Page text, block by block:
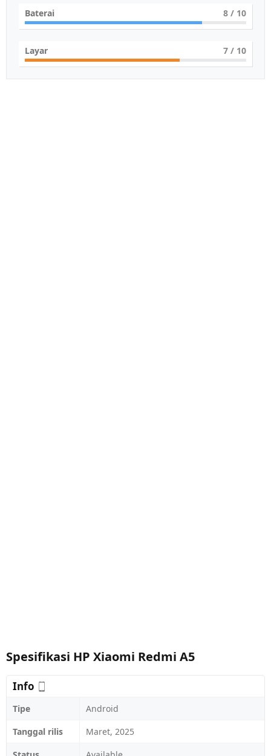
Baterai 8 / 10
Layar 7 / 10
Spesifikasi HP Xiaomi Redmi A5
Info
Tipe
Android
Tanggal rilis
Maret, 2025